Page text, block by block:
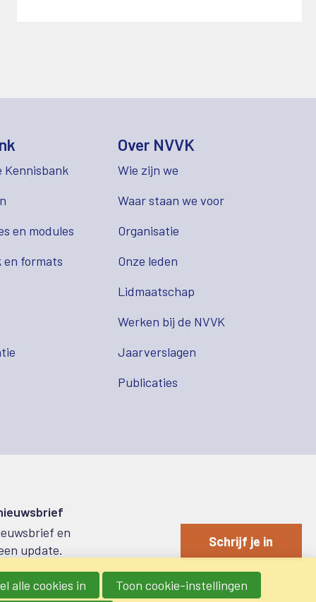
Kennisbank
en modules
en formats
Over NVVK
Wie zijn we
Waar staan we voor
Organisatie
Onze leden
Lidmaatschap
Werken bij de NVVK
Jaarverslagen
Publicaties
en
update.
Schrijf je in
alle cookies in Toon cookie-instellingen